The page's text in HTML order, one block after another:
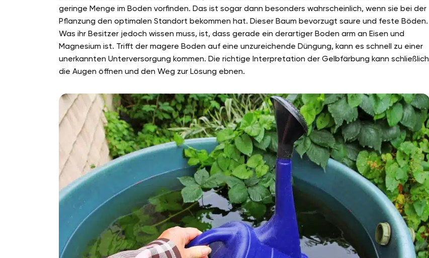
geringe Menge im Boden vorfinden. Das ist sogar dann besonders wahrscheinlich, wenn sie bei der
Pflanzung den optimalen Standort bekommen hat. Dieser Baum bevorzugt saure und feste Böden.
Was ihr Besitzer jedoch wissen muss, ist, dass gerade ein derartiger Boden arm an Eisen und
Magnesium ist. Trifft der magere Boden auf eine unzureichende Düngung, kann es schnell zu einer
unerkannten Unterversorgung kommen. Die richtige Interpretation der Gelbfärbung kann schließlich
die Augen öffnen und den Weg zur Lösung ebnen.